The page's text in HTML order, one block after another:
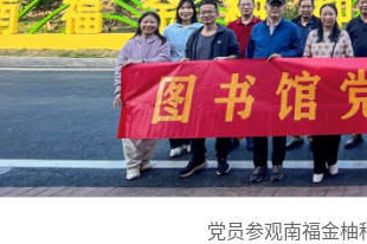
党员参观南福金柚